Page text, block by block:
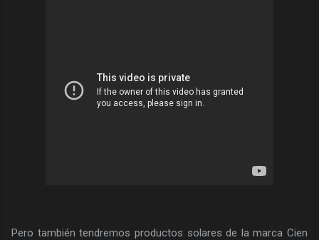
Pero también tendremos productos solares de la marca Cien